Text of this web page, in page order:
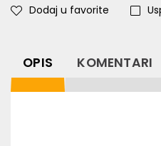
Dodaj u favorite
OPIS KOMENTARI